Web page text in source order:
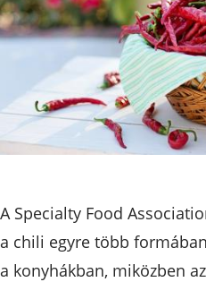
A Specialty Food
a chili egyre több
a konyhákban, miközben